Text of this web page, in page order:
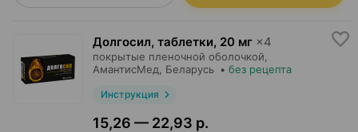
Долгосил, таблетки, 20 мг ×4
покрытые пленочной оболочкой,
АмантисМед , Беларусь • без рецепта
Инструкция
15,26 — 22,93 р.